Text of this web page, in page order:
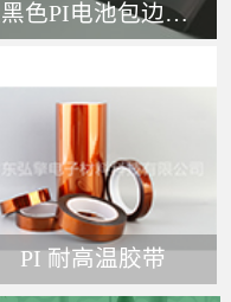
哑黑色PI电池包边接头胶带
PI 耐高温胶带